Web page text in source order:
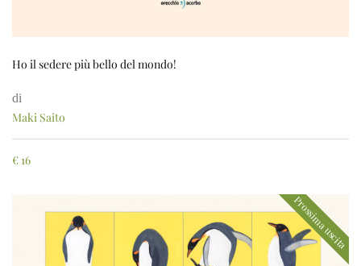
Ho il sedere più bello del mondo!
di
Maki Saito
€ 16
Prossima uscita